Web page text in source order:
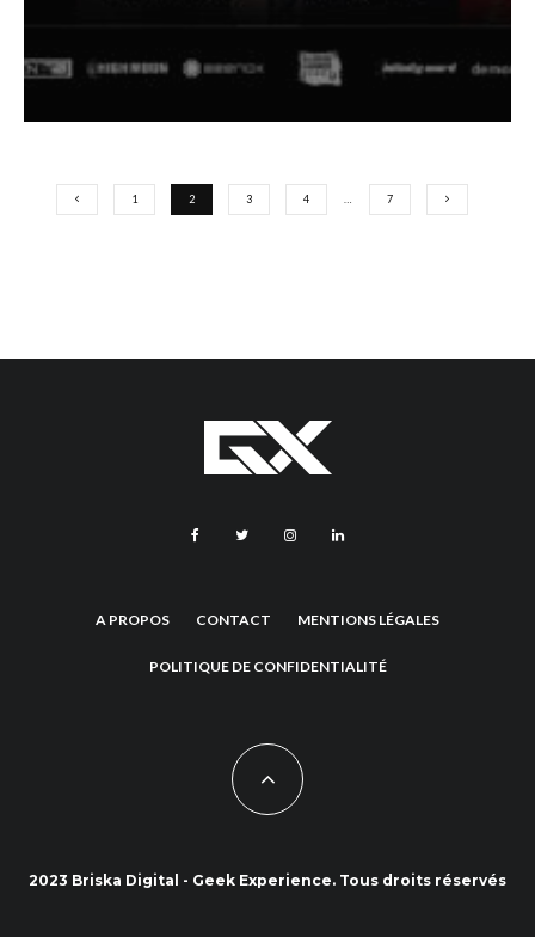
1 2 3 4 7
A PROPOS CONTACT MENTIONS LÉGALES
POLITIQUE DE CONFIDENTIALITÉ
2023 Briska Digital - Geek Experience. Tous droits réservés